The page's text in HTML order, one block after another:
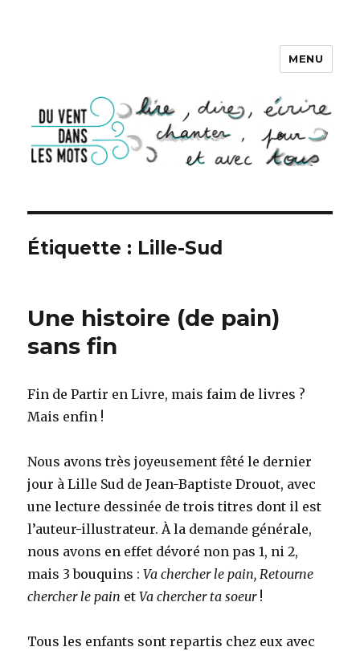
DU VENT DANS LES MOTS
MENU
Étiquette : Lille-Sud
Une histoire (de pain)
sans fin
Fin de Partir en Livre, mais faim de livres ?
Mais enfin !
Nous avons très joyeusement fêté le dernier
jour à Lille Sud de Jean-Baptiste Drouot, avec
une lecture dessinée de trois titres dont il est
l’auteur-illustrateur. À la demande générale,
nous avons en effet dévoré non pas 1, ni 2,
mais 3 bouquins :Va chercher le pain, Retourne
chercher le pain etVa chercher ta soeur !
Tous les enfants sont repartis chez eux avec